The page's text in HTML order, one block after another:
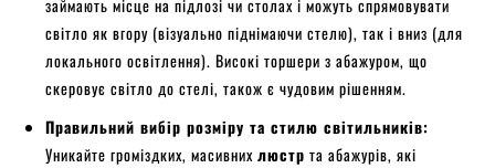
займають місце на підлозі чи столах і можуть спрямовувати
світло як вгору (візуально піднімаючи стелю), так і вниз (для
локального освітлення). Високі торшери з абажуром, що
скеровує світло до стелі, також є чудовим рішенням.
Правильний вибір розміру та стилю світильників:
Уникайте громіздких, масивних люстр та абажурів, які